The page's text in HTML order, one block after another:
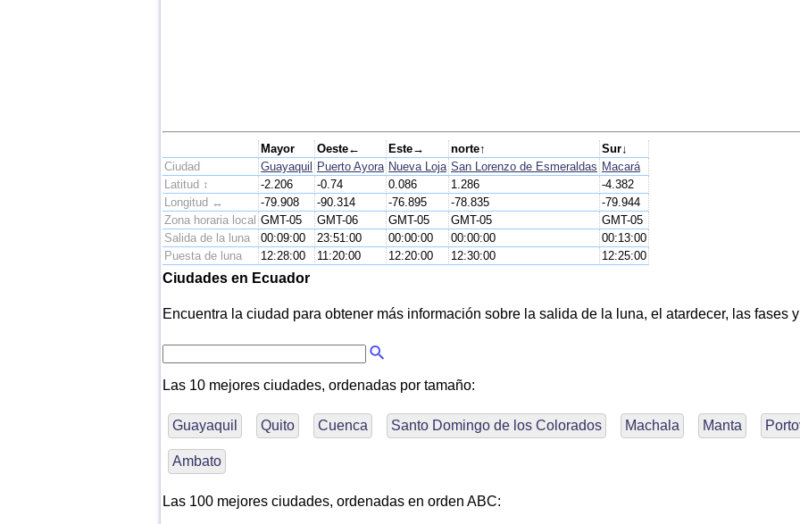
Mayor Oeste← Este→ norte↑
Sur↓
Ciudad
Guayaquil Puerto Ayora Nueva Loja San Lorenzo de Esmeraldas Macará
Latitud ↕
-2.206 -0.74 0.086 1.286
-4.382
Longitud ↔
-79.908 -90.314 -76.895 -78.835
-79.944
Zona horaria local GMT-05 GMT-06 GMT-05 GMT-05
GMT-05
Salida de la luna
00:09:00 23:51:00 00:00:00 00:00:00
00:13:00
Puesta de luna
12:28:00 11:20:00 12:20:00 12:30:00 12:25:00
Ciudades en Ecuador
Encuentra la ciudad para obtener más información sobre la salida de la luna, el atardecer, las fases
Las 10 mejores ciudades, ordenadas por tamaño:
Guayaquil Quito Cuenca Santo Domingo de los Colorados Machala Manta
Ambato
Las 100 mejores ciudades, ordenadas en orden ABC: